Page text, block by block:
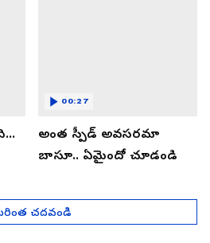
అంత స్పీడ్ అవసరమా
బాసూ.. ఏమైందో చూడండి
00:27
చదవండి